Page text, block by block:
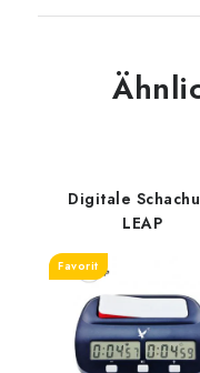
Digitale
LEAP
Favorit